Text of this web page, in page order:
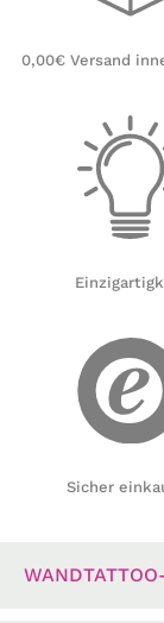
0,00€ Versand
Sicher